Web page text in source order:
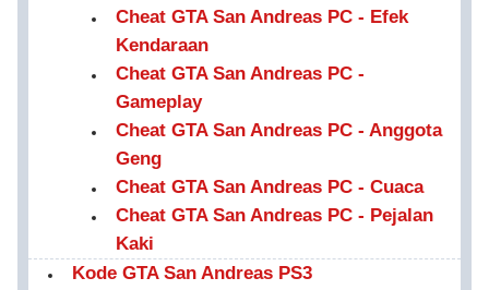
Cheat GTA San Andreas PC - Efek
Kendaraan
Cheat GTA San Andreas PC -
Gameplay
Cheat GTA San Andreas PC - Anggota
Geng
Cheat GTA San Andreas PC - Cuaca
Cheat GTA San Andreas PC - Pejalan
Kaki
Kode GTA San Andreas PS3